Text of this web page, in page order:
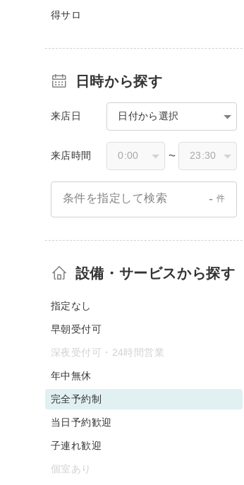
得サロ
日時から探す
来店日 日付から選択
来店時間 〜
条件を指定して検索 - 件
設備・サービスから探す
指定なし
早朝受付可
深夜受付可・24時間営業
年中無休
完全予約制
当日予約歓迎
子連れ歓迎
個室あり